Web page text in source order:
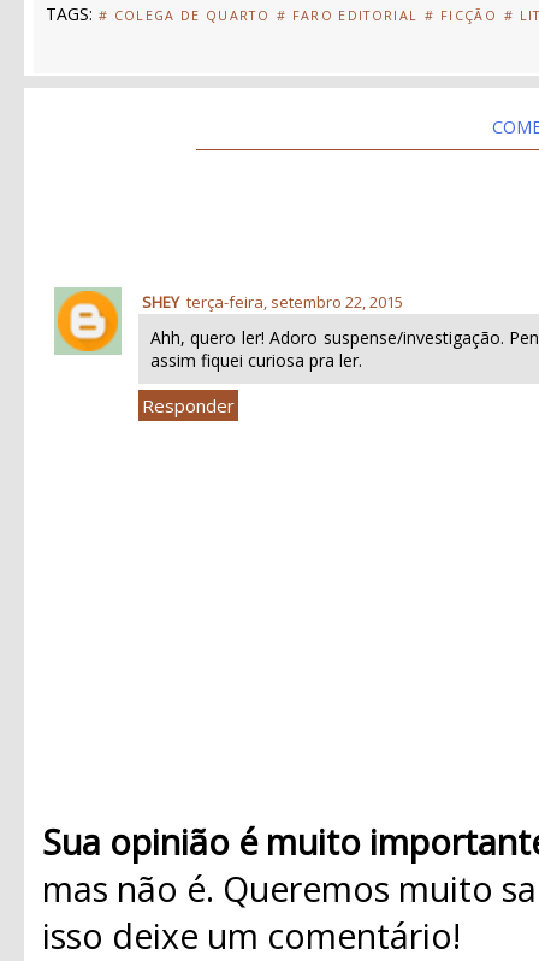
TAGS: # COLEGA DE QUARTO # FARO EDITORIAL # FICÇÃO #
SHEY terça-feira, setembro 22, 2015
Ahh, quero ler! Adoro suspense/investigação.
assim fiquei curiosa pra ler.
Responder
Sua opinião é muito
mas não é. Queremos muito
isso deixe um comentário!